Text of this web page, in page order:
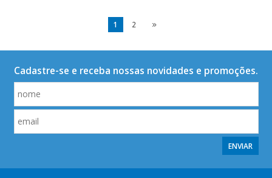
1 2
Cadastre-se e receba nossas novidades e promoções.
ENVIAR